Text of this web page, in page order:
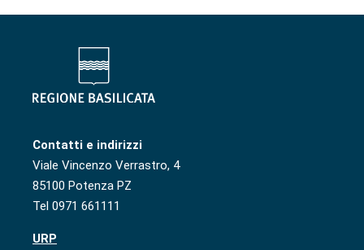
Contatti e indirizzi
Viale Vincenzo Verrastro, 4
85100 Potenza PZ
Tel 0971 661111
URP